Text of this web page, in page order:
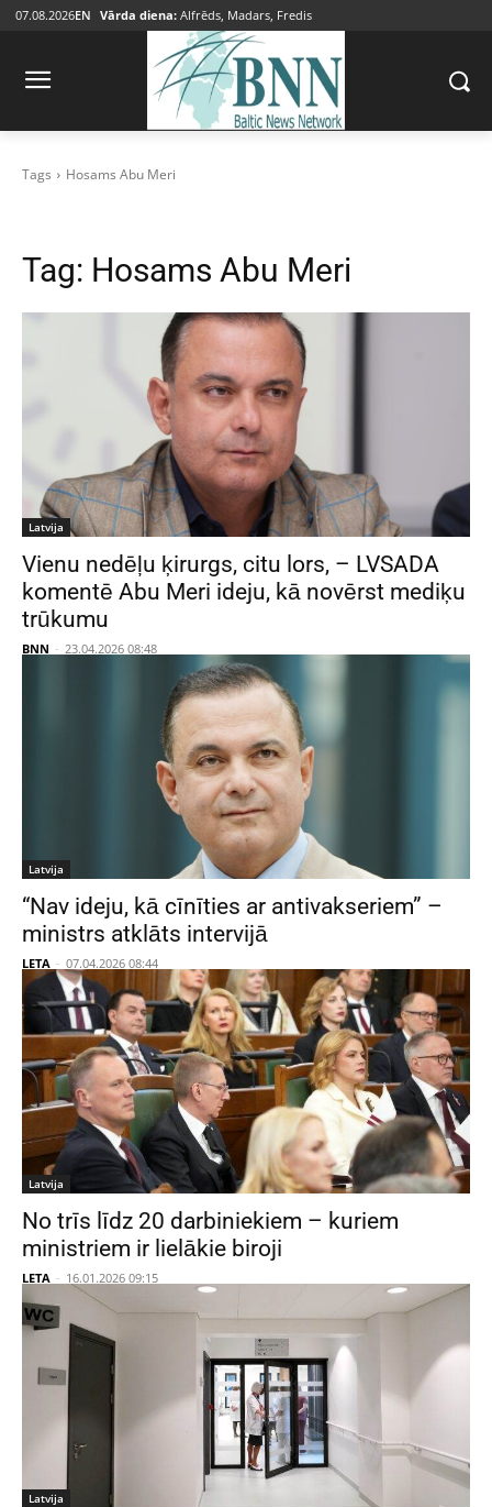
07.08.2026EN Vārda diena: Alfrēds, Madars, Fredis
Tags Hosams Abu Meri
Tag: Hosams Abu Meri
Latvija
Vienu nedēļu ķirurgs, citu lors, – LVSADA
komentē Abu Meri ideju, kā novērst mediķu
trūkumu
BNN - 23.04.2026 08:48
Latvija
“Nav ideju, kā cīnīties ar antivakseriem” –
ministrs atklāts intervijā
LETA - 07.04.2026 08:44
Latvija
No trīs līdz 20 darbiniekiem – kuriem
ministriem ir lielākie biroji
LETA - 16.01.2026 09:15
Latvija